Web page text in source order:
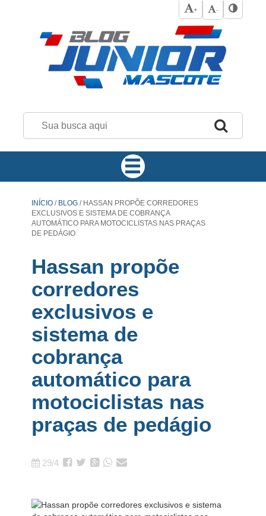
+ -
INÍCIO / BLOG /HASSAN PROPÕE CORREDORES
EXCLUSIVOS E SISTEMA DE COBRANÇA
AUTOMÁTICO PARA MOTOCICLISTAS NAS PRAÇAS
DE PEDÁGIO
Hassan propõe
corredores
exclusivos e
sistema de
cobrança
automático para
motociclistas nas
praças de pedágio
29/4